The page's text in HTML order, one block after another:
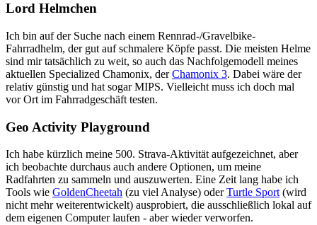
Lord Helmchen
Ich bin auf der Suche nach einem Rennrad-/Gravelbike-
Fahrradhelm, der gut auf schmalere Köpfe passt. Die meisten Helme
sind mir tatsächlich zu weit, so auch das Nachfolgemodell meines
aktuellen Specialized Chamonix, derChamonix 3. Dabei wäre der
relativ günstig und hat sogar MIPS. Vielleicht muss ich doch mal
vor Ort im Fahrradgeschäft testen.
Geo Activity Playground
Ich habe kürzlich meine 500. Strava-Aktivität aufgezeichnet, aber
ich beobachte durchaus auch andere Optionen, um meine
Radfahrten zu sammeln und auszuwerten. Eine Zeit lang habe ich
Tools wie GoldenCheetah (zu viel Analyse) oderTurtle Sport(wird
nicht mehr weiterentwickelt) ausprobiert, die ausschließlich lokal auf
dem eigenen Computer laufen - aber wieder verworfen.